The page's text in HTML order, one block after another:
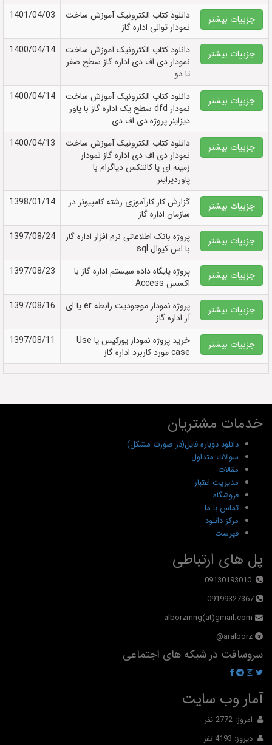
جزییات بیشتر
دانلود کتاب الکترونيک آموزش ساخت
نمودار توالی اداره گاز
1401/04/03
جزییات بیشتر
دانلود کتاب الکترونيک آموزش ساخت
نمودار دی اف دی اداره گاز سطح صفر
تا دو
1400/04/14
جزییات بیشتر
دانلود کتاب الکترونيک آموزش ساخت
نمودار dfd سطح یک اداره گاز با پاور
دیزاینر پروژه دی اف دی
1400/04/14
جزییات بیشتر
دانلود کتاب الکترونيک آموزش ساخت
نمودار دی اف دی اداره گاز نمودار
زمینه ای یا کانتکس دیاگرام با
پاوردیزاینر
1400/04/13
جزییات بیشتر
گزارش کار کارآموزی رشته کامپیوتر در
سازمان اداره گاز
1398/01/14
جزییات بیشتر
پروژه بانک اطلاعاتی نرم افزار اداره گاز
با اس کیوال sql
1397/08/24
جزییات بیشتر
پروژه پایگاه داده سیستم اداره گاز با
اکسس Access
1397/08/23
جزییات بیشتر
پروژه نمودار موجودیت رابطه er یا ای
آر اداره گاز
1397/08/16
جزییات بیشتر
خرید پروژه نمودار یوزکیس یا Use
case مورد کاربرد اداره گاز
1397/08/11
خدمات مشتریان
دانلود دوباره فایل(در صورت مشکل)
سوالات متداول
مقالات
مدیریت اعتبار
فروشگاه
تماس با ما
مرکز دانلود
فهرست
پل های ارتباطی
09130193010
09199327367
alborzmng(at)gmail.com
aralborz@
سروسافت در شبکه های اجتماعی
آمار وب سایت
امروز: 2772 نفر
دیروز: 4193 نفر